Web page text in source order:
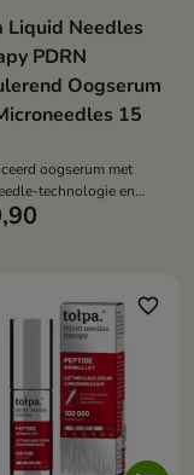
Liquid Needles
PDRN
Oogserum
15
oogserum met
technologie en
rimpels, donkere
regenereert en
favorite_border